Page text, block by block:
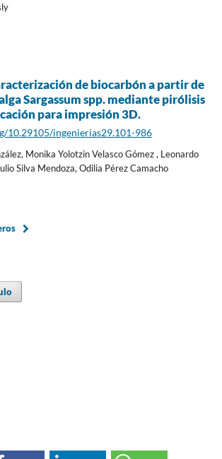
de biocarbón a partir de
Sargassum spp. mediante pirólisis
para impresión 3D.
10.29105/ingenierias29.101-986
Monika Yolotzin Velasco Gómez , Leonardo
Silva Mendoza, Odilia Pérez Camacho